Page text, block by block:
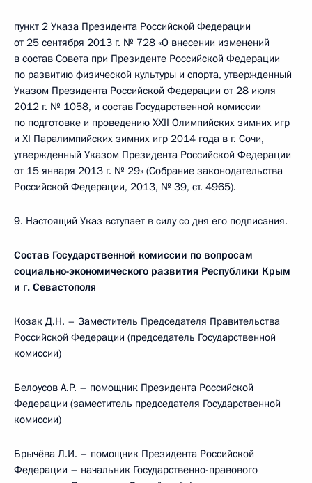
пункт 2 Указа Президента Российской Федерации
от 25 сентября 2013 г. № 728 «О внесении изменений
в состав Совета при Президенте Российской Федерации
по развитию физической культуры и спорта, утвержденный
Указом Президента Российской Федерации от 28 июля
2012 г. № 1058, и состав Государственной комиссии
по подготовке и проведению XXII Олимпийских зимних игр
и XI Паралимпийских зимних игр 2014 года в г. Сочи,
утвержденный Указом Президента Российской Федерации
от 15 января 2013 г. № 29» (Собрание законодательства
Российской Федерации, 2013, № 39, ст. 4965).
9. Настоящий Указ вступает в силу со дня его подписания.
Состав Государственной комиссии по вопросам
социально-экономического развития Республики Крым
и г. Севастополя
Козак Д.Н. – Заместитель Председателя Правительства
Российской Федерации (председатель Государственной
комиссии)
Белоусов А.Р. – помощник Президента Российской
Федерации (заместитель председателя Государственной
комиссии)
Брычёва Л.И. – помощник Президента Российской
Федерации – начальник Государственно-правового